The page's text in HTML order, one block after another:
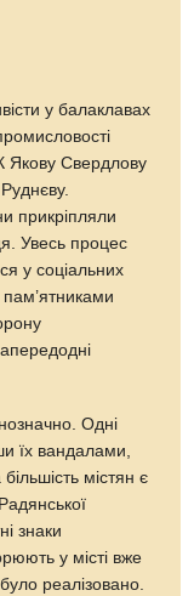
у балаклавах
Якову Свердлову
прикріпляли
Увесь процес
у соціальних
Одні
їх вандалами,
містян є
знаки
у місті вже
реалізовано.